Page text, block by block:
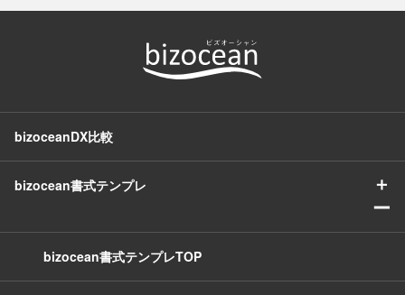
bizoceanDX比較
bizocean書式テンプレ
＋
ー
bizocean書式テンプレTOP